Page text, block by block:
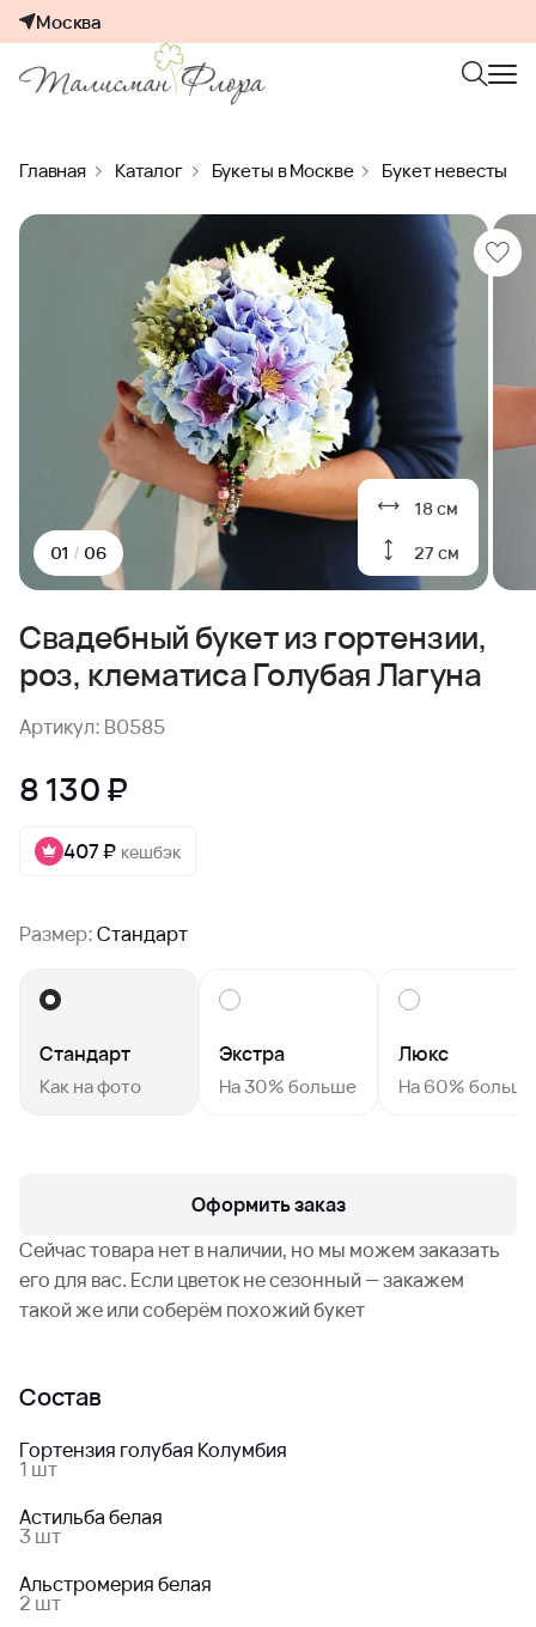
Москва
Главная Каталог Букеты в Москве Букет невесты
18 см
27 см
01 / 06
Свадебный букет из гортензии,
роз, клематиса Голубая Лагуна
Артикул: B0585
8 130 ₽
407 ₽ кешбэк
Размер:Стандарт
Стандарт
Как на фото
Экстра
На 30% больше
Люкс
На 60% больше
Оформить заказ
Сейчас товара нет в наличии, но мы можем заказать
его для вас. Если цветок не сезонный — закажем
такой же или соберём похожий букет
Состав
Гортензия голубая Колумбия
1 шт
Астильба белая
3 шт
Альстромерия белая
2 шт